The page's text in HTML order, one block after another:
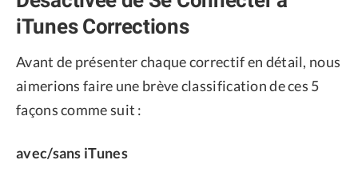
iTunes Corrections
Avant de présenter chaque correctif en détail, nous
aimerions faire une brève classification de ces 5
façons comme suit :
avec/sans iTunes